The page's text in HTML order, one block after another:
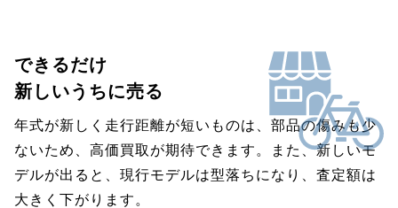
できるだけ
新しいうちに売る
年式が新しく走行距離が短いものは、部品の傷みも少
ないため、高価買取が期待できます。また、新しいモ
デルが出ると、現行モデルは型落ちになり、査定額は
大きく下がります。